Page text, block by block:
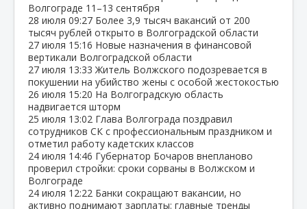
Волгограде 11–13 сентября
28 июля 09:27 Более 3,9 тысяч вакансий от 200
тысяч рублей открыто в Волгоградской области
27 июля 15:16 Новые назначения в финансовой
вертикали Волгоградской области
27 июля 13:33 Житель Волжского подозревается в
покушении на убийство жены с особой жестокостью
26 июля 15:20 На Волгоградскую область
надвигается шторм
25 июля 13:02 Глава Волгограда поздравил
сотрудников СК с профессиональным праздником и
отметил работу кадетских классов
24 июля 14:46 Губернатор Бочаров внепланово
проверил стройки: сроки сорваны в Волжском и
Волгограде
24 июля 12:22 Банки сокращают вакансии, но
активно поднимают зарплаты: главные тренды